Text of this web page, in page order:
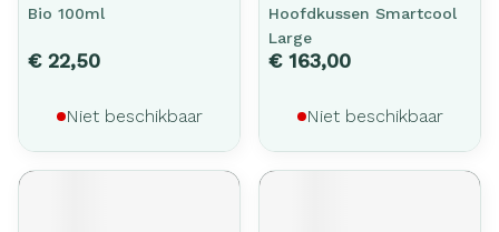
Bio 100ml
€ 22,50
Niet beschikbaar
Hoofdkussen Smartcool
Large
€ 163,00
Niet beschikbaar